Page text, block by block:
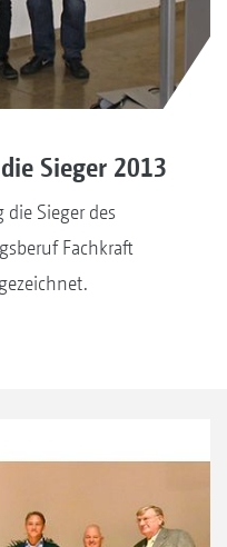
Sieger 2013
Sieger des
Fachkraft